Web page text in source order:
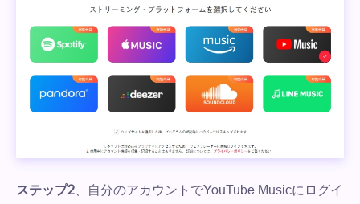
ステップ2 、自分のアカウントでYouTube Musicにログイ